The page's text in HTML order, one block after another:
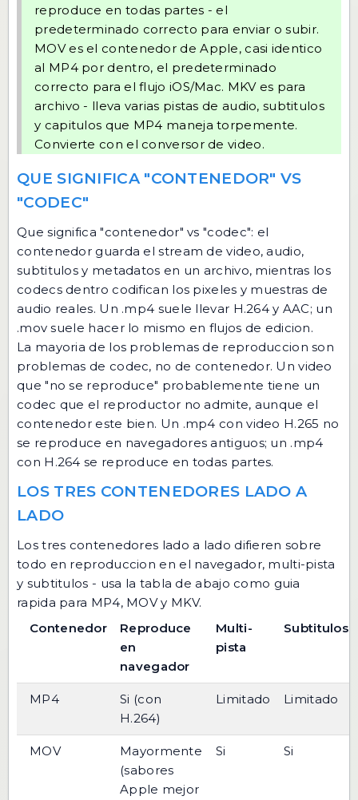
reproduce en todas partes - el
predeterminado correcto para enviar o subir.
MOV es el contenedor de Apple, casi identico
al MP4 por dentro, el predeterminado
correcto para el flujo iOS/Mac. MKV es para
archivo - lleva varias pistas de audio, subtitulos
y capitulos que MP4 maneja torpemente.
Convierte con el conversor de video.
QUE SIGNIFICA "CONTENEDOR" VS
"CODEC"
Que significa "contenedor" vs "codec": el
contenedor guarda el stream de video, audio,
subtitulos y metadatos en un archivo, mientras los
codecs dentro codifican los pixeles y muestras de
audio reales. Un .mp4 suele llevar H.264 y AAC; un
.mov suele hacer lo mismo en flujos de edicion.
La mayoria de los problemas de reproduccion son
problemas de codec, no de contenedor. Un video
que "no se reproduce" probablemente tiene un
codec que el reproductor no admite, aunque el
contenedor este bien. Un .mp4 con video H.265 no
se reproduce en navegadores antiguos; un .mp4
con H.264 se reproduce en todas partes.
LOS TRES CONTENEDORES LADO A
LADO
Los tres contenedores lado a lado difieren sobre
todo en reproduccion en el navegador, multi-pista
y subtitulos - usa la tabla de abajo como guia
rapida para MP4, MOV y MKV.
Contenedor
Reproduce
en
navegador
Multi-
pista
Subtitulos
MP4
Si (con
H.264)
Limitado Limitado
MOV
Mayormente
(sabores
Apple mejor
Si Si